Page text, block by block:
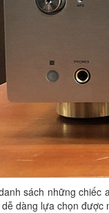
sách những chiếc
dàng lựa chọn được